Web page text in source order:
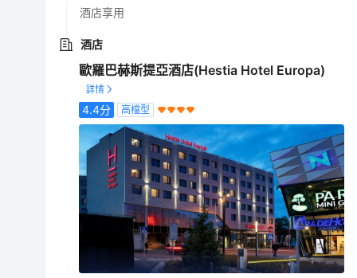
酒店享用
酒店
歐羅巴赫斯提亞酒店(Hestia Hotel Europa)
4.4分 高檔型